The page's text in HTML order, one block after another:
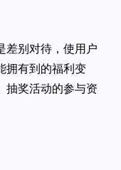
差别对待，使用户
拥有到的福利变
抽奖活动的参与资